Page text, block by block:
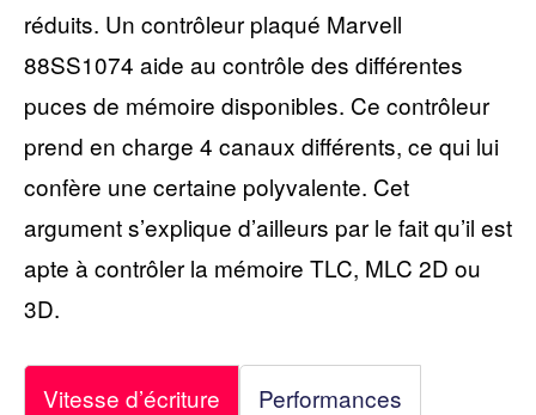
réduits. Un contrôleur plaqué Marvell
88SS1074 aide au contrôle des différentes
puces de mémoire disponibles. Ce contrôleur
prend en charge 4 canaux différents, ce qui lui
confère une certaine polyvalente. Cet
argument s’explique d’ailleurs par le fait qu’il est
apte à contrôler la mémoire TLC, MLC 2D ou
3D.
Vitesse d’écriture Performances